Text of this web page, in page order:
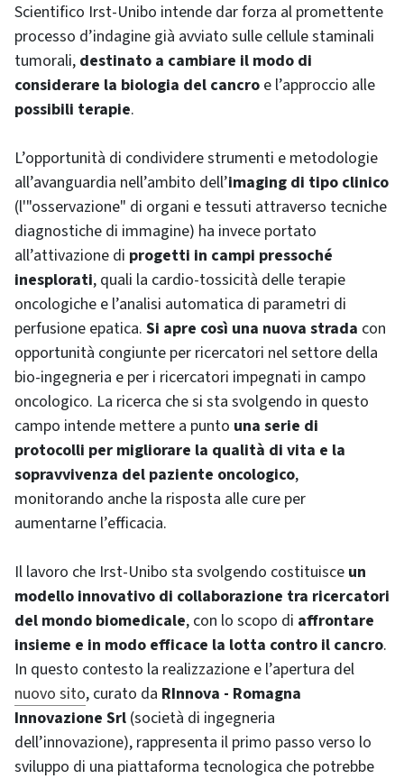
Scientifico Irst-Unibo intende dar forza al promettente
processo d’indagine già avviato sulle cellule staminali
tumorali, destinato a cambiare il modo di
considerare la biologia del cancro e l’approccio alle
possibili terapie.
L’opportunità di condividere strumenti e metodologie
all’avanguardia nell’ambito dell’imaging di tipo clinico
(l'"osservazione" di organi e tessuti attraverso tecniche
diagnostiche di immagine) ha invece portato
all’attivazione di progetti in campi pressoché
inesplorati, quali la cardio-tossicità delle terapie
oncologiche e l’analisi automatica di parametri di
perfusione epatica. Si apre così una nuova strada con
opportunità congiunte per ricercatori nel settore della
bio-ingegneria e per i ricercatori impegnati in campo
oncologico. La ricerca che si sta svolgendo in questo
campo intende mettere a punto una serie di
protocolli per migliorare la qualità di vita e la
sopravvivenza del paziente oncologico,
monitorando anche la risposta alle cure per
aumentarne l’efficacia.
Il lavoro che Irst-Unibo sta svolgendo costituisce un
modello innovativo di collaborazione tra ricercatori
del mondo biomedicale, con lo scopo di affrontare
insieme e in modo efficace la lotta contro il cancro.
In questo contesto la realizzazione e l’apertura del
nuovo sito, curato da RInnova - Romagna
Innovazione Srl (società di ingegneria
dell’innovazione), rappresenta il primo passo verso lo
sviluppo di una piattaforma tecnologica che potrebbe